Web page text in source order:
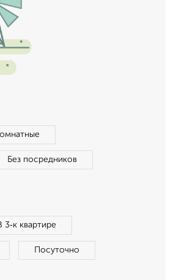
Без посредников
3‑к квартире
Посуточно